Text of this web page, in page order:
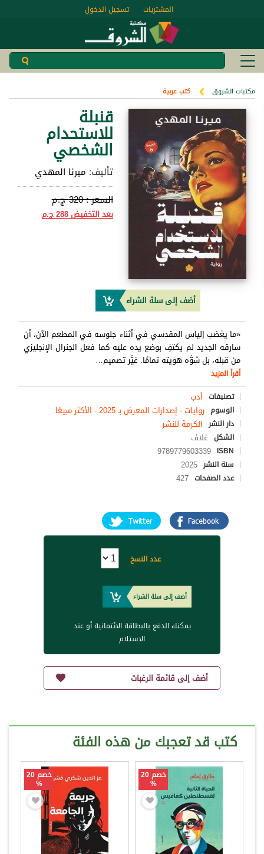
تسجيل الدخول المشتريات
مكتبات الشروق كتب عربية
قنبلة
للاستحدام
الشخصي
تأليف: ميرنا المهدي
السعر :320 ج.م
بعد التخفيض288 ج.م
أضف إلى سلة الشراء
«ما يغضب إلياس المقدسي في أثناء جلوسه في المطعم الآن، أن
سارقه الجديد لم يكتفِ بوضع يده عليه كما فعل الجنرال الإنجليزي
من قبله، بل شوَّه هويته تمامًا. غيَّر تصميم…
أقرأ المزيد
تصنيفات أدب
الوسوم روايات- إصدارات المعرض بـ 2025 - الأكثر مبيعًا
دار النشر الكرمة للنشر
الشكل غلاف
ISBN
9789779603339
سنة النشر 2025
عدد الصفحات 427
عدد النسخ
أضف إلى سلة الشراء
يمكنك الدفع بالبطاقة الائتمانية أو عند
الاستلام
أضف إلى قائمة الرغبات
كتب قد تعجبك من هذه الفئة
خصم 20
%
خصم 20
%